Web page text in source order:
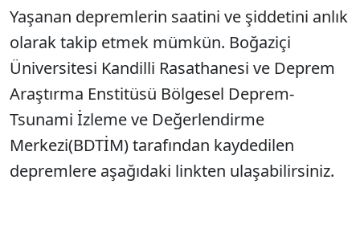
Yaşanan depremlerin saatini ve şiddetini anlık
olarak takip etmek mümkün. Boğaziçi
Üniversitesi Kandilli Rasathanesi ve Deprem
Araştırma Enstitüsü Bölgesel Deprem-
Tsunami İzleme ve Değerlendirme
Merkezi(BDTİM) tarafından kaydedilen
depremlere aşağıdaki linkten ulaşabilirsiniz.